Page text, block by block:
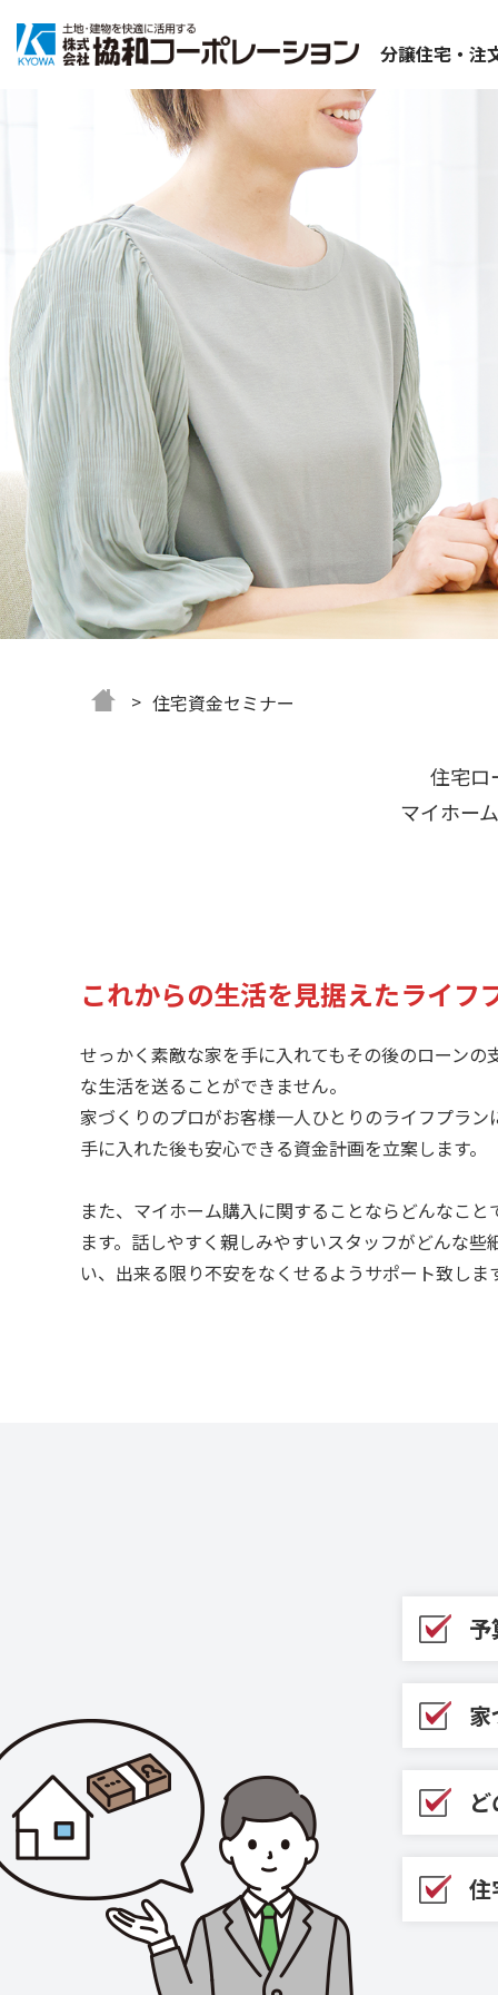
分譲住宅・注
住宅資金セミナー
住宅ロ
マイホー
これからの生活を見据えたライフ
せっかく素敵な家を手に入れてもその後のローンの
な生活を送ることができません。
家づくりのプロがお客様一人ひとりのライフプラ
手に入れた後も安心できる資金計画を立案します。
また、マイホーム購入に関することならどんなこ
ます。話しやすく親しみやすいスタッフがどんな
い、出来る限り不安をなくせるようサポート致しま
住